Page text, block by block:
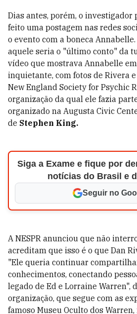
Dias antes, porém, o
feito uma postagem nas redes
o evento com a boneca
aquele seria o "último conto" da
vídeo que mostrava Annabelle
inquietante, com fotos de Rivera
New England Society for Psychic
organização da qual ele fazia
organizado na Augusta Civic
de Stephen King.
Siga a Exame e fique por
notícias do Brasil e
Seguir no
A NESPR anunciou que não
acreditam que isso é o que Dan
"Ele queria continuar
conhecimentos, conectando
legado de Ed e Lorraine Warren",
organização, que segue com as
famoso Museu Oculto dos